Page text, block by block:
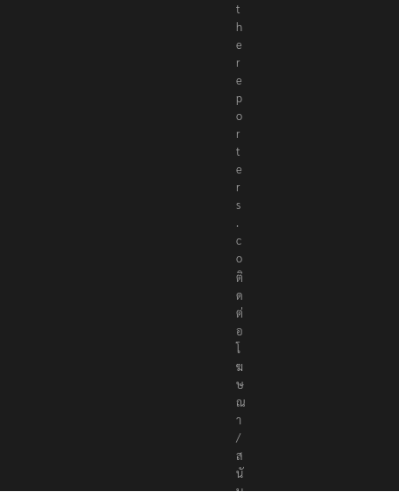
t
h
e
r
e
p
o
r
t
e
r
s
.
c
o
ติ
ด
ต่
อ
โ
ฆ
ษ
ณ
า
/
ส
นั
บ